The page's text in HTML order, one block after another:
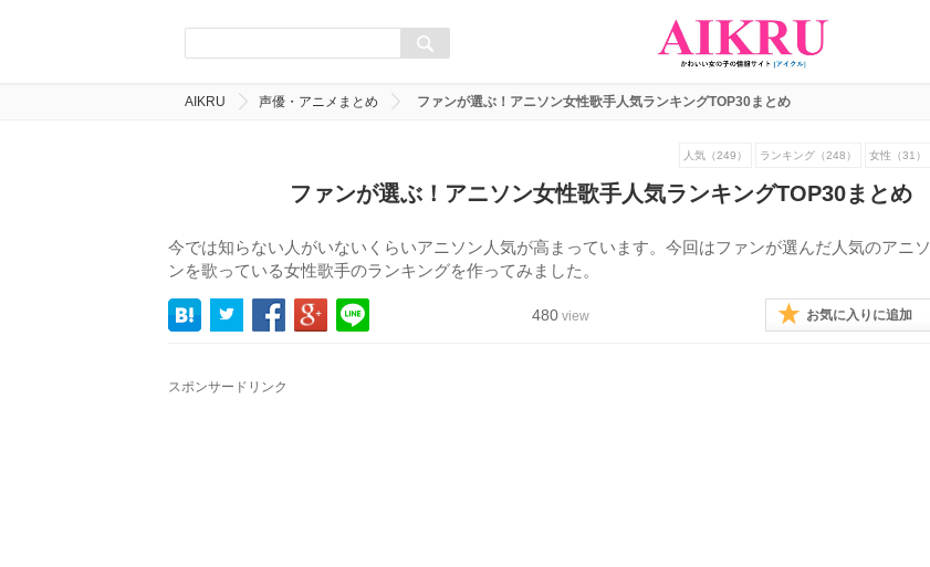
AIKRU 声優・アニメまとめ ファンが選ぶ！アニソン女性歌手人気ランキングTOP30まとめ
人気（249） ランキング（248） 女性（31）
ファンが選ぶ！アニソン女性歌手人気ランキングTOP30まとめ
今では知らない人がいないくらいアニソン人気が高まっています。今回はファンが選んだ人気のアニソ
ンを歌っている女性歌手のランキングを作ってみました。
480 view お気に入りに追加
スポンサードリンク